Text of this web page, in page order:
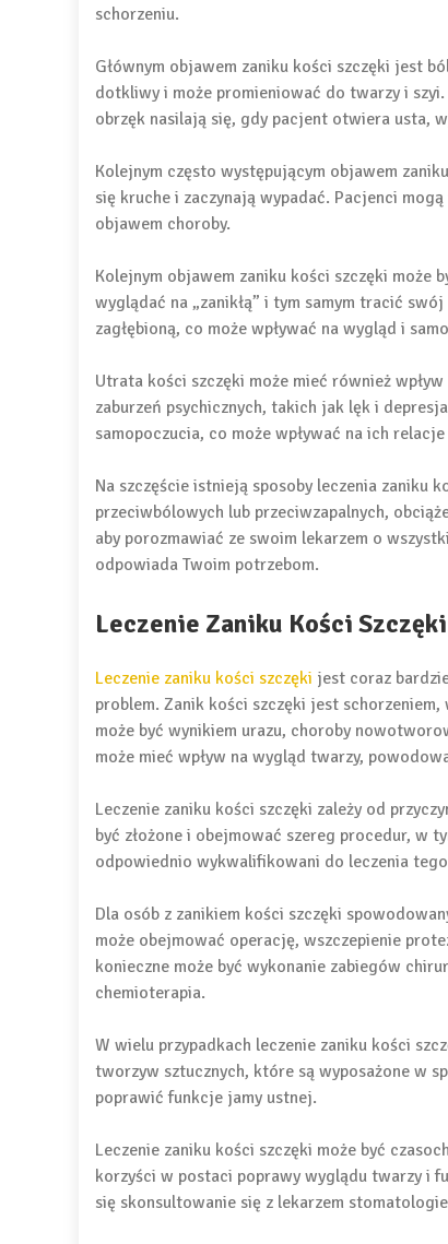
schorzeniu.
Głównym objawem zaniku kości szczęki jest
dotkliwy i może promieniować do twarzy i
obrzęk nasilają się, gdy pacjent otwiera usta,
Kolejnym często występującym objawem
się kruche i zaczynają wypadać. Pacjenci
objawem choroby.
Kolejnym objawem zaniku kości szczęki może
wyglądać na „zanikłą” i tym samym tracić
zagłębioną, co może wpływać na wygląd i
Utrata kości szczęki może mieć również
zaburzeń psychicznych, takich jak lęk i
samopoczucia, co może wpływać na ich
Na szczęście istnieją sposoby leczenia zaniku
przeciwbólowych lub przeciwzapalnych,
aby porozmawiać ze swoim lekarzem o
odpowiada Twoim potrzebom.
Leczenie Zaniku Kości Szczęki
Leczenie zaniku kości szczęki jest coraz
problem. Zanik kości szczęki jest
może być wynikiem urazu, choroby
może mieć wpływ na wygląd twarzy,
Leczenie zaniku kości szczęki zależy od
być złożone i obejmować szereg procedur, w
odpowiednio wykwalifikowani do leczenia
Dla osób z zanikiem kości szczęki
może obejmować operację, wszczepienie
konieczne może być wykonanie zabiegów
chemioterapia.
W wielu przypadkach leczenie zaniku kości
tworzyw sztucznych, które są wyposażone w
poprawić funkcje jamy ustnej.
Leczenie zaniku kości szczęki może być
korzyści w postaci poprawy wyglądu twarzy i
się skonsultowanie się z lekarzem